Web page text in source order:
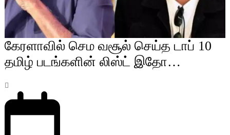
கேரளாவில் செம வசூல் செய்த டாப் 10
தமிழ் படங்களின் லிஸ்ட் இதோ…